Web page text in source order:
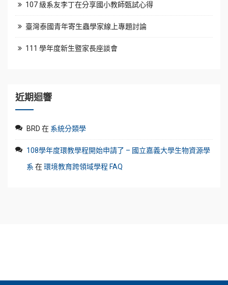
107 級系友李丁在分享國小教師甄試心得
臺灣泰國青年寄生蟲學家線上專題討論
111 學年度新生暨家長座談會
近期迴響
BRD 在 系統分類學
108學年度環教學程開始申請了 – 國立嘉義大學生物資源學
系 在環境教育跨領域學程 FAQ